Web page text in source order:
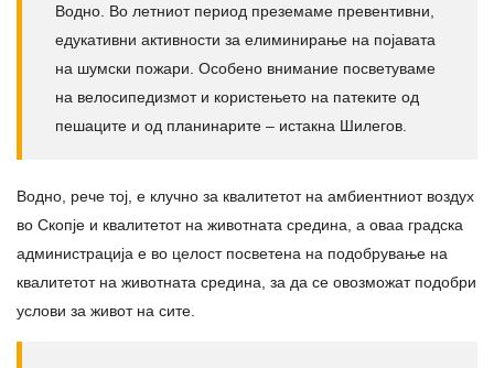
Водно. Во летниот период преземаме превентивни,
едукативни активности за елиминирање на појавата
на шумски пожари. Особено внимание посветуваме
на велосипедизмот и користењето на патеките од
пешаците и од планинарите – истакна Шилегов.
Водно, рече тој, е клучно за квалитетот на амбиентниот воздух
во Скопје и квалитетот на животната средина, а оваа градска
администрација е во целост посветена на подобрување на
квалитетот на животната средина, за да се овозможат подобри
услови за живот на сите.